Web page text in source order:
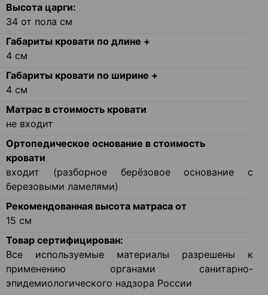
Высота царги:
34 от пола см
Габариты кровати по длине +
4 см
Габариты кровати по ширине +
4 см
Матрас в стоимость кровати
не входит
Ортопедическое основание в стоимость
кровати
входит (разборное берёзовое основание с
березовыми ламелями)
Рекомендованная высота матраса от
15 см
Товар сертифицирован:
Все используемые материалы разрешены к
применению органами санитарно-
эпидемиологического надзора России